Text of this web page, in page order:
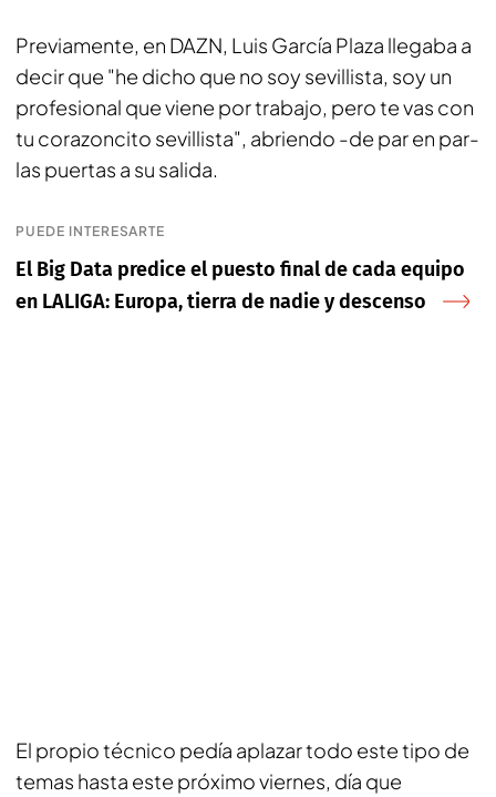
Previamente, en DAZN, Luis García Plaza llegaba a
decir que "he dicho que no soy sevillista, soy un
profesional que viene por trabajo, pero te vas con
tu corazoncito sevillista", abriendo -de par en par-
las puertas a su salida.
PUEDE INTERESARTE
El Big Data predice el puesto final de cada equipo
en LALIGA: Europa, tierra de nadie y descenso
El propio técnico pedía aplazar todo este tipo de
temas hasta este próximo viernes, día que